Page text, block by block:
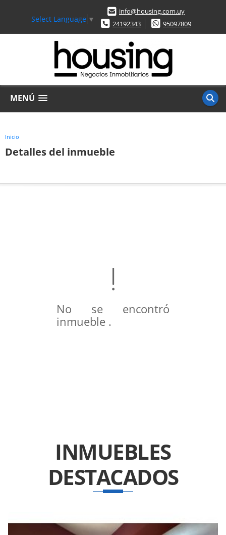
Select Language ▼
info@housing.com.uy
24192343
95097809
MENÚ
Inicio
Detalles del inmueble
No se encontró
inmueble .
INMUEBLES
DESTACADOS